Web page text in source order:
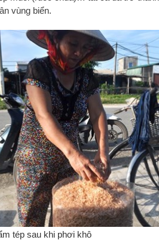
vùng biển.
tép sau khi phơi khô